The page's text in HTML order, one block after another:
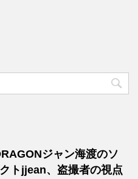
ジャン海渡のソ
トjjean、盗撮者の視点